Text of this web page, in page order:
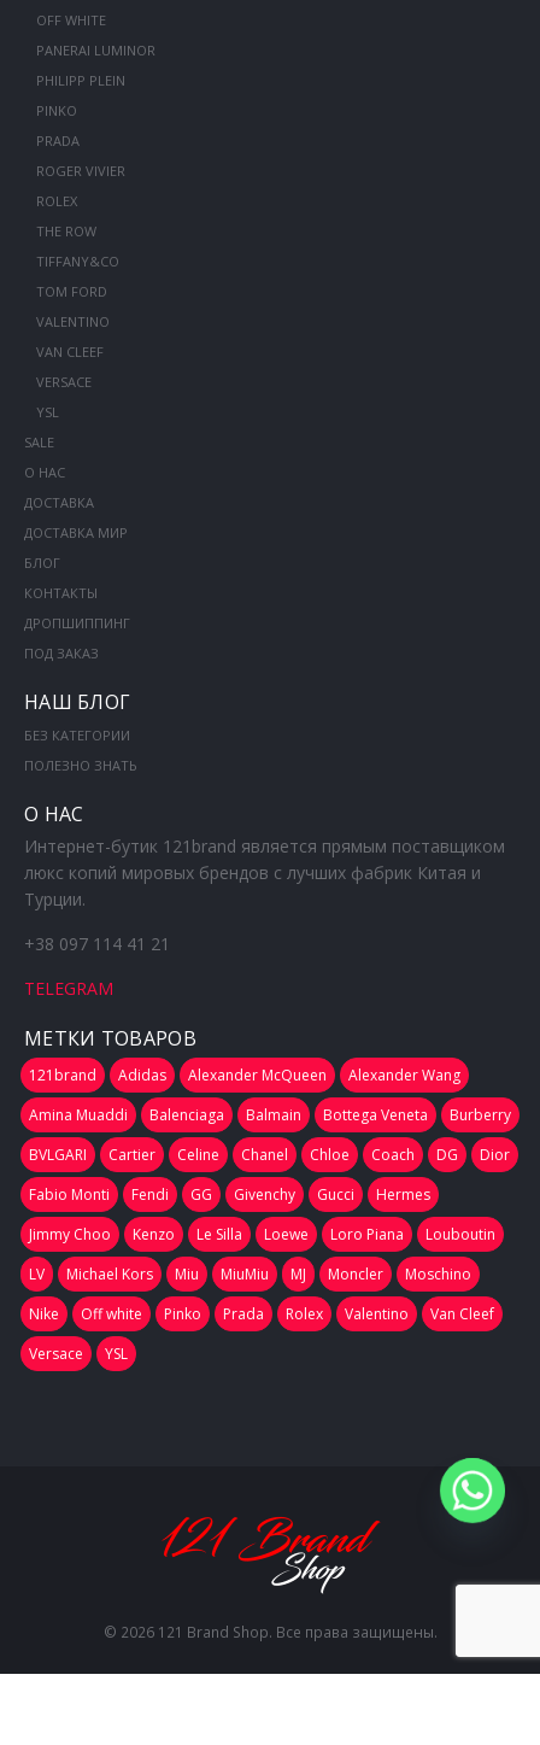
OFF WHITE
PANERAI LUMINOR
PHILIPP PLEIN
PINKO
PRADA
ROGER VIVIER
ROLEX
THE ROW
TIFFANY&CO
TOM FORD
VALENTINO
VAN CLEEF
VERSACE
YSL
SALE
О НАС
ДОСТАВКА
ДОСТАВКА МИР
БЛОГ
КОНТАКТЫ
ДРОПШИППИНГ
ПОД ЗАКАЗ
НАШ БЛОГ
БЕЗ КАТЕГОРИИ
ПОЛЕЗНО ЗНАТЬ
О НАС
Интернет-бутик 121brand является прямым поставщиком
люкс копий мировых брендов с лучших фабрик Китая и
Турции.
+38 097 114 41 21
TELEGRAM
МЕТКИ ТОВАРОВ
121brand Adidas Alexander McQueen
Alexander Wang
Amina Muaddi
Balenciaga Balmain Bottega Veneta
Burberry
BVLGARI
Cartier Celine Chanel Chloe Coach DG
Dior
Fabio Monti
Fendi GG Givenchy Gucci
Hermes
Jimmy Choo
Kenzo Le Silla Loewe Loro Piana
Louboutin
LV
Michael Kors Miu MiuMiu MJ Moncler
Moschino
Nike
Off white Pinko Prada Rolex Valentino
Van Cleef
Versace
YSL
© 2026 121 Brand Shop. Все права защищены.